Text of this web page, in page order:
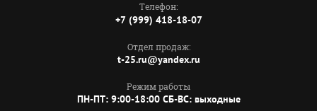
Телефон:
+7 (999) 418-18-07
Отдел продаж:
t-25.ru@yandex.ru
Режим работы
ПН-ПТ: 9:00-18:00 СБ-ВС: выходные